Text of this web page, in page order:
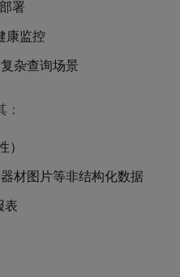
署
康监控
杂查询场景
材图片等非结构化数据
表